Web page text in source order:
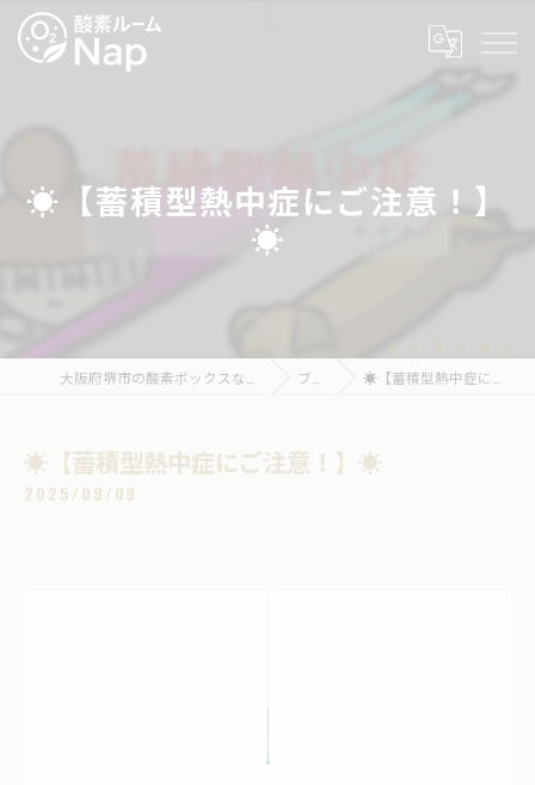
☀️【蓄積型熱中症にご注意！】
☀️
ブログ ☀️【蓄積型熱中症にご注意！】☀️
☀️【蓄積型熱中症にご注意！】☀️
2025/09/09